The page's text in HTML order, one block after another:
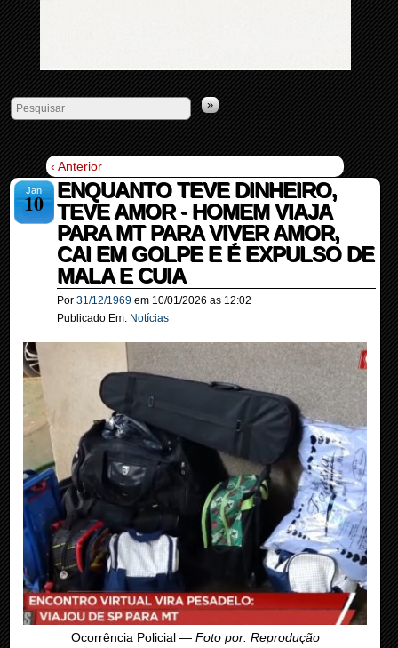
»
‹ Anterior
Jan
10
ENQUANTO TEVE DINHEIRO,
TEVE AMOR - HOMEM VIAJA
PARA MT PARA VIVER AMOR,
CAI EM GOLPE E É EXPULSO DE
MALA E CUIA
Por 31/12/1969 em 10/01/2026 as 12:02
Publicado Em: Notícias
Ocorrência Policial — Foto por: Reprodução